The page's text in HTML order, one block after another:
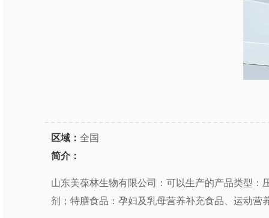
区域： 全国
简介：
山东美葆林生物有限公司：可以生产的产品类型
剂；特膳食品：孕妇及乳母营养补充食品、运动营